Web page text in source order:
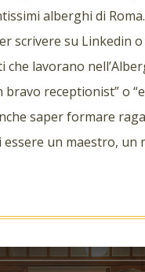
alberghi di
scrivere su Linkedin
lavorano
receptionist” o
saper formare
essere un maestro, un